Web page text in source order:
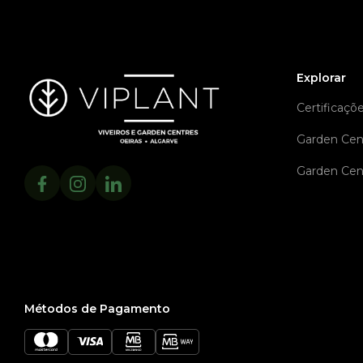
Explorar
Garden
Garden
Métodos de Pagamento